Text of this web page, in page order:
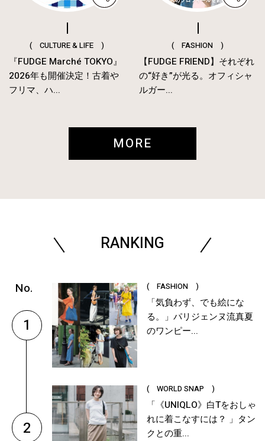
( CULTURE & LIFE )
『FUDGE Marché TOKYO』
2026年も開催決定！古着や
フリマ、ハ...
( FASHION )
【FUDGE FRIEND】それぞれ
の“好き”が光る。オフィシャ
ルガー...
MORE
RANKING
1
( FASHION )
「気負わず、でも絵にな
る。」パリジェンヌ流真夏
のワンピー...
2
( WORLD SNAP )
「《UNIQLO》白Tをおしゃ
れに着こなすには？ 」タン
クとの重...